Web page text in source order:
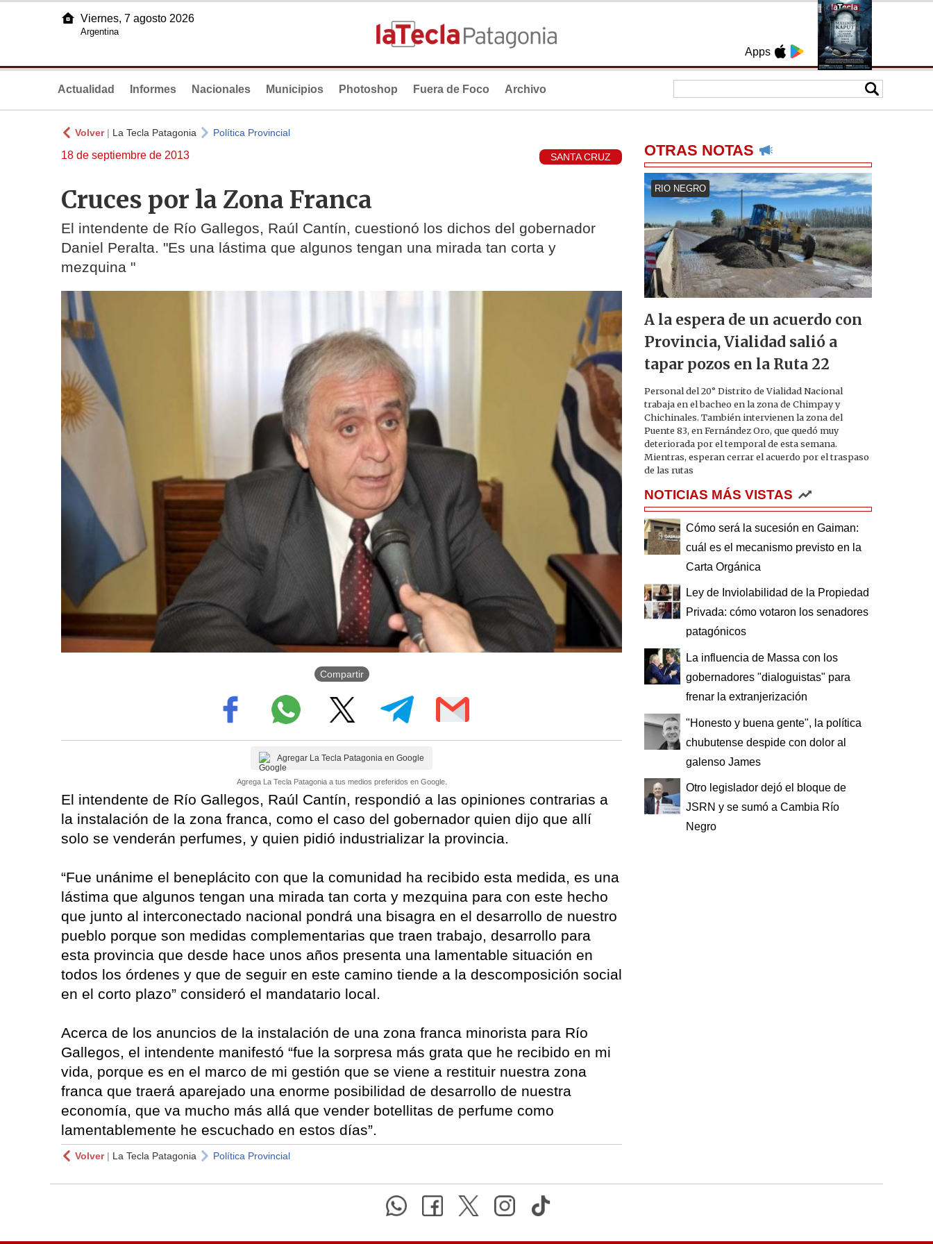
Apps
Viernes, 7 agosto 2026
Argentina
Actualidad Informes Nacionales Municipios Photoshop Fuera de Foco Archivo
Volver| La Tecla Patagonia Política Provincial
18 de septiembre de 2013 SANTA CRUZ
Cruces por la Zona Franca
El intendente de Río Gallegos, Raúl Cantín, cuestionó los dichos del gobernador
Daniel Peralta. "Es una lástima que algunos tengan una mirada tan corta y
mezquina "
Compartir
Agregar La Tecla Patagonia en Google
Agrega La Tecla Patagonia a tus medios preferidos en Google.
El intendente de Río Gallegos, Raúl Cantín, respondió a las opiniones contrarias a
la instalación de la zona franca, como el caso del gobernador quien dijo que allí
solo se venderán perfumes, y quien pidió industrializar la provincia.
“Fue unánime el beneplácito con que la comunidad ha recibido esta medida, es una
lástima que algunos tengan una mirada tan corta y mezquina para con este hecho
que junto al interconectado nacional pondrá una bisagra en el desarrollo de nuestro
pueblo porque son medidas complementarias que traen trabajo, desarrollo para
esta provincia que desde hace unos años presenta una lamentable situación en
todos los órdenes y que de seguir en este camino tiende a la descomposición social
en el corto plazo” consideró el mandatario local.
Acerca de los anuncios de la instalación de una zona franca minorista para Río
Gallegos, el intendente manifestó “fue la sorpresa más grata que he recibido en mi
vida, porque es en el marco de mi gestión que se viene a restituir nuestra zona
franca que traerá aparejado una enorme posibilidad de desarrollo de nuestra
economía, que va mucho más allá que vender botellitas de perfume como
lamentablemente he escuchado en estos días”.
Volver| La Tecla Patagonia Política Provincial
OTRAS NOTAS
RIO NEGRO
A la espera de un acuerdo con
Provincia, Vialidad salió a
tapar pozos en la Ruta 22
Personal del 20° Distrito de Vialidad Nacional
trabaja en el bacheo en la zona de Chimpay y
Chichinales. También intervienen la zona del
Puente 83, en Fernández Oro, que quedó muy
deteriorada por el temporal de esta semana.
Mientras, esperan cerrar el acuerdo por el traspaso
de las rutas
NOTICIAS MÁS VISTAS
Cómo será la sucesión en Gaiman:
cuál es el mecanismo previsto en la
Carta Orgánica
Ley de Inviolabilidad de la Propiedad
Privada: cómo votaron los senadores
patagónicos
La influencia de Massa con los
gobernadores "dialoguistas" para
frenar la extranjerización
"Honesto y buena gente", la política
chubutense despide con dolor al
galenso James
Otro legislador dejó el bloque de
JSRN y se sumó a Cambia Río
Negro